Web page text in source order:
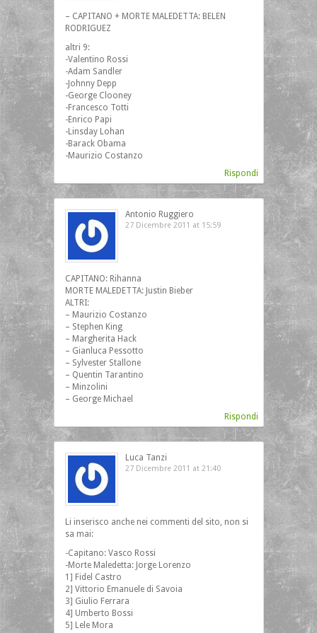
– CAPITANO + MORTE MALEDETTA: BELEN
RODRIGUEZ
altri 9:
-Valentino Rossi
-Adam Sandler
-Johnny Depp
-George Clooney
-Francesco Totti
-Enrico Papi
-Linsday Lohan
-Barack Obama
-Maurizio Costanzo
Rispondi
Antonio Ruggiero
27 Dicembre 2011 at 15:59
CAPITANO: Rihanna
MORTE MALEDETTA: Justin Bieber
ALTRI:
– Maurizio Costanzo
– Stephen King
– Margherita Hack
– Gianluca Pessotto
– Sylvester Stallone
– Quentin Tarantino
– Minzolini
– George Michael
Rispondi
Luca Tanzi
27 Dicembre 2011 at 21:40
Li inserisco anche nei commenti del sito, non si
sa mai:
-Capitano: Vasco Rossi
-Morte Maledetta: Jorge Lorenzo
1] Fidel Castro
2] Vittorio Emanuele di Savoia
3] Giulio Ferrara
4] Umberto Bossi
5] Lele Mora